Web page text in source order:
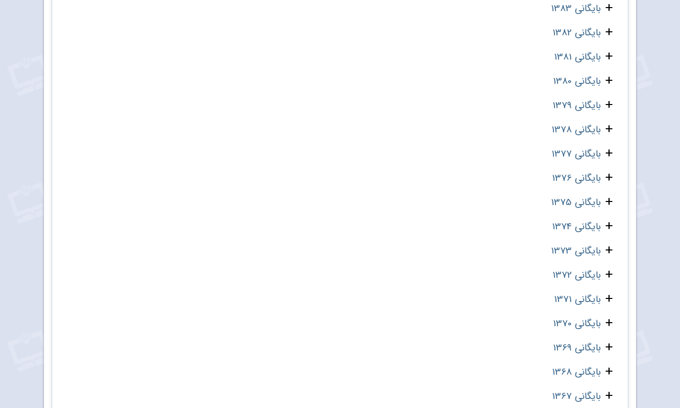
بایگانی 1383
بایگانی 1382
بایگانی 1381
بایگانی 1380
بایگانی 1379
بایگانی 1378
بایگانی 1377
بایگانی 1376
بایگانی 1375
بایگانی 1374
بایگانی 1373
بایگانی 1372
بایگانی 1371
بایگانی 1370
بایگانی 1369
بایگانی 1368
بایگانی 1367